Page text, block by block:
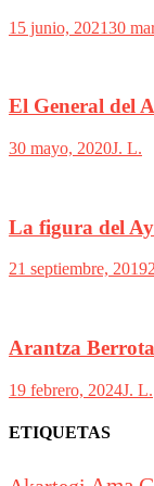
15 junio, 202130
El General del
30 mayo, 2020J. L.
La figura del
21 septiembre, 2019
Arantza
19 febrero, 2024J. L.
ETIQUETAS